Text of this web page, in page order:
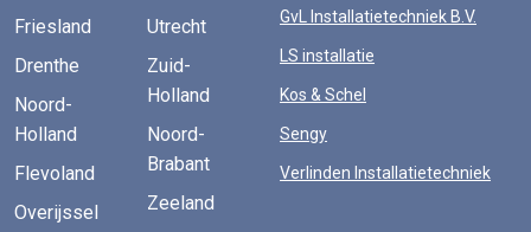
Friesland
Drenthe
Noord-
Holland
Flevoland
Overijssel
Utrecht
Zuid-
Holland
Noord-
Brabant
Zeeland
GvL Installatietechniek B.V.
LS installatie
Kos & Schel
Sengy
Verlinden Installatietechniek